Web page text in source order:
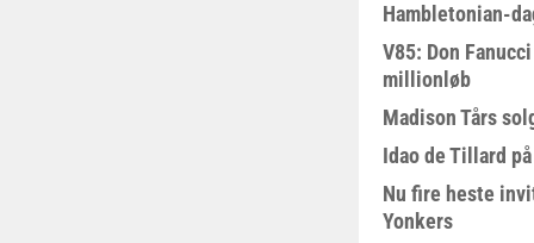
Hambletonian-
V85: Don
millionløb
Madison Tårs
Idao de Tillard
Nu fire heste
Yonkers